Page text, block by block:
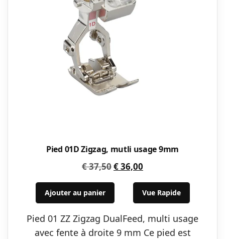
Pied 01D Zigzag, mutli usage 9mm
€37,50Le
prix
était :
€ 37,50.
€36,00
prix
actuel
est :
€ 36,00.
Ajouter au panier Vue Rapide
Pied 01 ZZ Zigzag DualFeed, multi usage
avec fente à droite 9 mm Ce pied est